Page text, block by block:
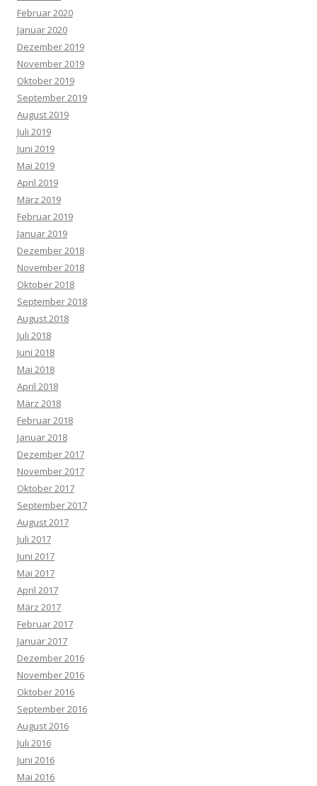
Februar 2020
Januar 2020
Dezember 2019
November 2019
Oktober 2019
September 2019
August 2019
Juli 2019
Juni 2019
Mai 2019
April 2019
März 2019
Februar 2019
Januar 2019
Dezember 2018
November 2018
Oktober 2018
September 2018
August 2018
Juli 2018
Juni 2018
Mai 2018
April 2018
März 2018
Februar 2018
Januar 2018
Dezember 2017
November 2017
Oktober 2017
September 2017
August 2017
Juli 2017
Juni 2017
Mai 2017
April 2017
März 2017
Februar 2017
Januar 2017
Dezember 2016
November 2016
Oktober 2016
September 2016
August 2016
Juli 2016
Juni 2016
Mai 2016